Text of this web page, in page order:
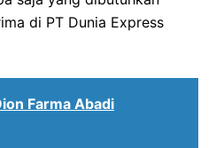
di PT Dunia Express
Farma Abadi